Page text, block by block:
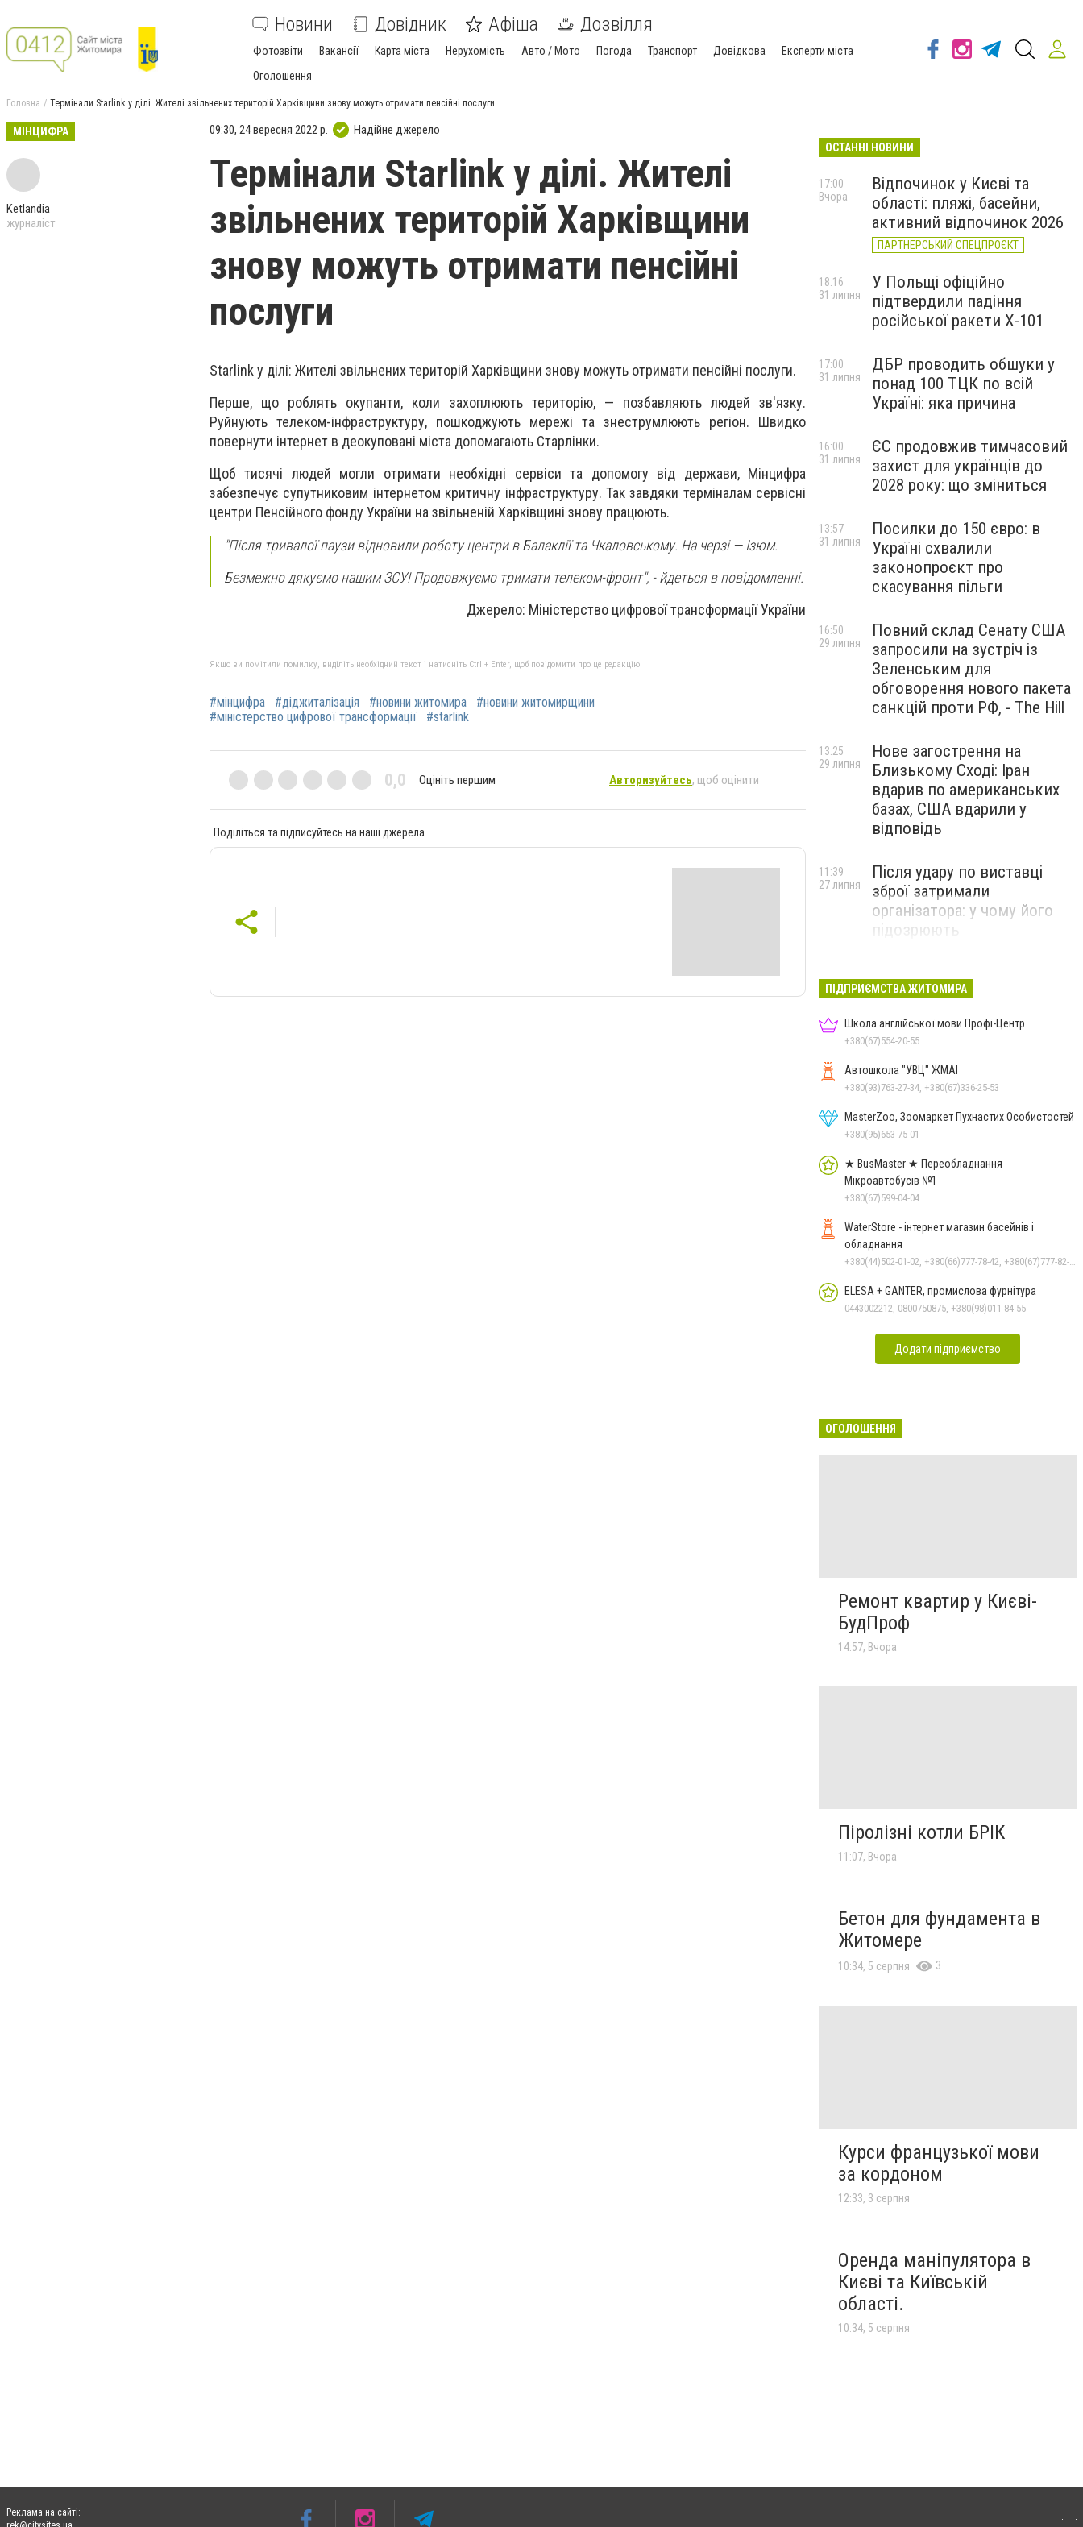
Новини Довідник Афіша Дозвілля
Фотозвіти Вакансії Карта міста Нерухомість Авто / Мото Погода Транспорт Довідкова
Експерти міста
Оголошення
Головна Термінали Starlink у ділі. Жителі звільнених територій Харківщини знову можуть отримати пенсійні послуги
МІНЦИФРА
Ketlandia
журналіст
09:30, 24 вересня 2022 р. Надійне джерело
Термінали Starlink у ділі. Жителі
звільнених територій Харківщини
знову можуть отримати пенсійні
послуги
Starlink у ділі: Жителі звільнених територій Харківщини знову можуть отримати пенсійні послуги.
Перше, що роблять окупанти, коли захоплюють територію, — позбавляють людей зв'язку.
Руйнують телеком-інфраструктуру, пошкоджують мережі та знеструмлюють регіон. Швидко
повернути інтернет в деокуповані міста допомагають Старлінки.
Щоб тисячі людей могли отримати необхідні сервіси та допомогу від держави, Мінцифра
забезпечує супутниковим інтернетом критичну інфраструктуру. Так завдяки терміналам сервісні
центри Пенсійного фонду України на звільненій Харківщині знову працюють.
"Після тривалої паузи відновили роботу центри в Балаклії та Чкаловському. На черзі — Ізюм.
Безмежно дякуємо нашим ЗСУ! Продовжуємо тримати телеком-фронт", - йдеться в повідомленні.
Джерело: Міністерство цифрової трансформації України
Якщо ви помітили помилку, виділіть необхідний текст і натисніть Ctrl + Enter, щоб повідомити про це редакцію
#мінцифра #діджиталізація #новини житомира
#новини житомирщини
#міністерство цифрової трансформації
#starlink
0,0 Оцініть першим Авторизуйтесь, щоб оцінити
Поділіться та підписуйтесь на наші джерела
ОСТАННІ НОВИНИ
Відпочинок у Києві та
області: пляжі, басейни,
активний відпочинок 2026
ПАРТНЕРСЬКИЙ СПЕЦПРОЄКТ
17:00
Вчора
У Польщі офіційно
підтвердили падіння
російської ракети Х-101
18:16
31 липня
ДБР проводить обшуки у
понад 100 ТЦК по всій
Україні: яка причина
17:00
31 липня
ЄС продовжив тимчасовий
захист для українців до
2028 року: що зміниться
16:00
31 липня
Посилки до 150 євро: в
Україні схвалили
законопроєкт про
скасування пільги
13:57
31 липня
Повний склад Сенату США
запросили на зустріч із
Зеленським для
обговорення нового пакета
санкцій проти РФ, - The Hill
16:50
29 липня
Нове загострення на
Близькому Сході: Іран
вдарив по американських
базах, США вдарили у
відповідь
13:25
29 липня
Після удару по виставці
зброї затримали
організатора: у чому його
підозрюють
11:39
27 липня
ПІДПРИЄМСТВА ЖИТОМИРА
Школа англійської мови Профі-Центр
+380(67)554-20-55
Автошкола "УВЦ" ЖМАІ
+380(93)763-27-34, +380(67)336-25-53
MasterZoo, Зоомаркет Пухнастих Особистостей
+380(95)653-75-01
★ BusMaster ★ Переобладнання
Мікроавтобусів №1
+380(67)599-04-04
WaterStore - інтернет магазин басейнів і
обладнання
+380(44)502-01-02, +380(66)777-78-42, +380(67)777-82-19, +380(67)890-80-80, +380(73)890-80-80, +380(44)502-01-03
ELESA + GANTER, промислова фурнітура
0443002212, 0800750875, +380(98)011-84-55
Додати підприємство
ОГОЛОШЕННЯ
Ремонт квартир у Києві-
БудПроф
14:57, Вчора
Піролізні котли БРІК
11:07, Вчора
Бетон для фундамента в
Житомере
10:34, 5 серпня 3
Курси французької мови
за кордоном
12:33, 3 серпня
Оренда маніпулятора в
Києві та Київській
області.
10:34, 5 серпня
Реклама на сайті: